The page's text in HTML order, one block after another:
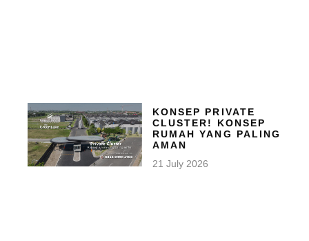
KONSEP PRIVATE
CLUSTER! KONSEP
RUMAH YANG PALING
AMAN
21 July 2026